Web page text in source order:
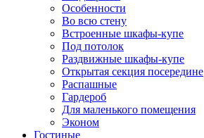
Особенности
Во всю стену
Встроенные шкафы-купе
Под потолок
Раздвижные шкафы-купе
Открытая секция посередине
Распашные
Гардероб
Для маленького помещения
Эконом
Гостиные